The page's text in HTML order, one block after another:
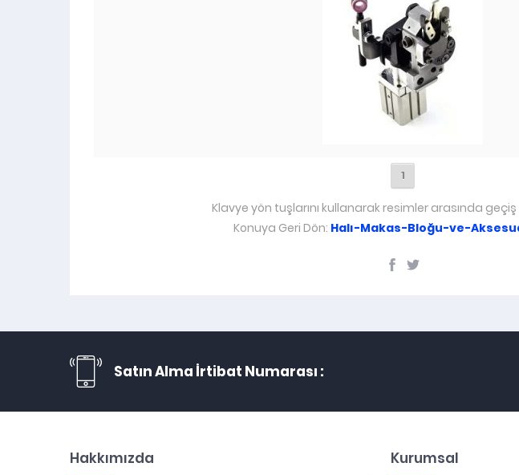
1
Klavye yön tuşlarını kullanarak resimler arasında
Konuya Geri Dön: Halı-Makas-Bloğu-ve-
Satın Alma İrtibat Numarası :
Hakkımızda Kurumsal